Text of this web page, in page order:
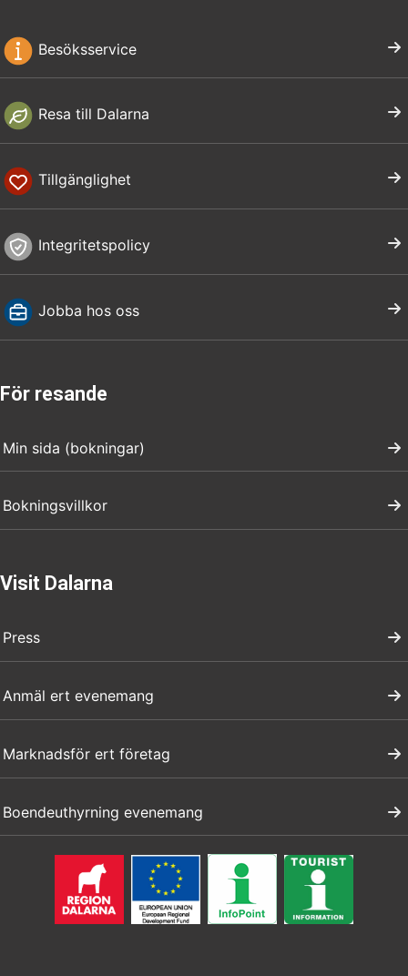
Besöksservice
Resa till Dalarna
Tillgänglighet
Integritetspolicy
Jobba hos oss
För resande
Min sida (bokningar)
Bokningsvillkor
Visit Dalarna
Press
Anmäl ert evenemang
Marknadsför ert företag
Boendeuthyrning evenemang